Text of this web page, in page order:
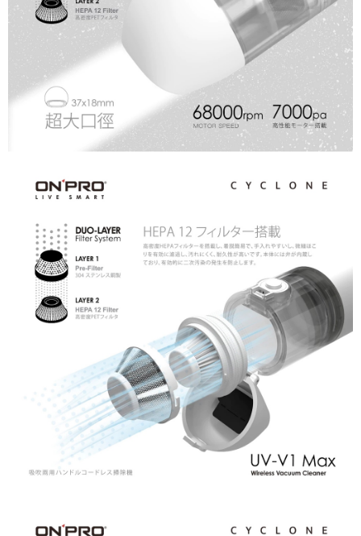
【注意事項】
１．透過由恩沛科技股份有限公司提供之「AFTEE先享後付」服務完成之交
易，需依本服務之必要範圍內提供個人資料，並將交易相關給付款項請求債
權轉讓予恩沛科技股份有限公司。
２．關於個人資料處理事宜，請瀏覽以下網址：
https://aftee.tw/terms/#terms3
３．未成年的使用者請事先徵得法定代理人或監護人之同意方可使用
「AFTEE先享後付」，若未經同意申辦者引起之損失，本公司不負相關責
請求用戶進行身份認證。
５．嚴禁一人註冊多個帳號或使用他人資訊註冊。若發現惡意使用之情形，